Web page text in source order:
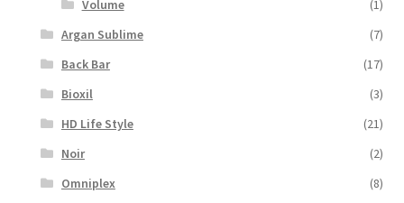
Volume
(1)
Argan Sublime
(7)
Back Bar
(17)
Bioxil
(3)
HD Life Style
(21)
Noir
(2)
Omniplex
(8)